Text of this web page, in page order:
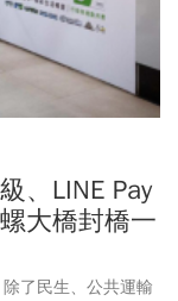
、LINE Pay
大橋封橋一
了民生、公共運輸